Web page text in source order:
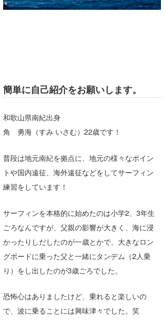
簡単に自己紹介をお願いします。
和歌山県南紀出身
角 勇海（すみ いさむ）22歳です！
普段は地元南紀を拠点に、地元の様々なポイン
トや国内遠征、海外遠征などをしてサーフィン
練習をしています！
サーフィンを本格的に始めたのは小学2、3年生
ごろなんですが、父親の影響が大きく、海に浸
かったりしだしたのが一歳とかで、大きなロン
グボードに乗った父と一緒にタンデム（2人乗
り）をし出したのが3歳ごろでした。
恐怖心はありましたけど、乗れると楽しいの
で、波に乗ることには興味津々でした。笑
KY
MIN
OYZ
S.K
VAGY
waka☆=
YUKI☆
ハンマー